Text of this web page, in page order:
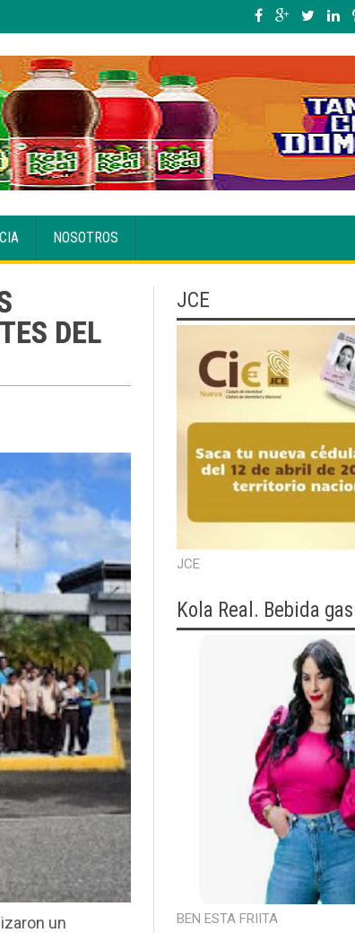
Colegio de Notarios hace llamado a la unidad. Josefa
NOSOTROS
DEL
un
JCE
JCE
Kola Real. Bebida
BEN ESTA FRIITA